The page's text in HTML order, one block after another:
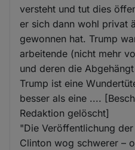
versteht und tut dies
er sich dann wohl privat
gewonnen hat. Trump
arbeitende (nicht mehr
und deren die
Trump ist eine
besser als eine ....
Redaktion gelöscht]
"Die Veröffentlichung
Clinton wog schwerer –